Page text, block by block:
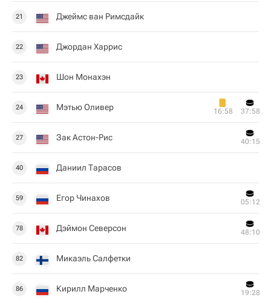
21 Джеймс ван Римсдайк
22 Джордан Харрис
23 Шон Монахэн
24 Мэтью Оливер 16:58 37:58
27 Зак Астон-Рис 40:15
40 Даниил Тарасов
59 Егор Чинахов 05:12
78 Дэймон Северсон 48:10
82 Микаэль Салфетки
86 Кирилл Марченко 19:28